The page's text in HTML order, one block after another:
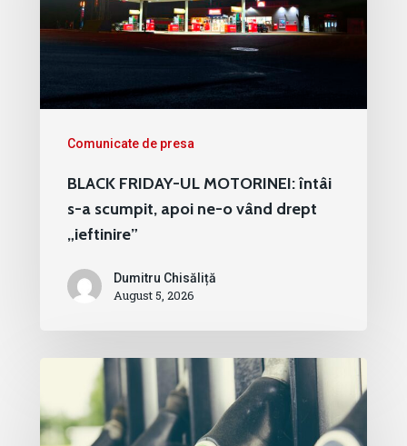
Comunicate de presa
BLACK FRIDAY-UL MOTORINEI: întâi
s-a scumpit, apoi ne-o vând drept
„ieftinire”
Dumitru Chisăliță
August 5, 2026